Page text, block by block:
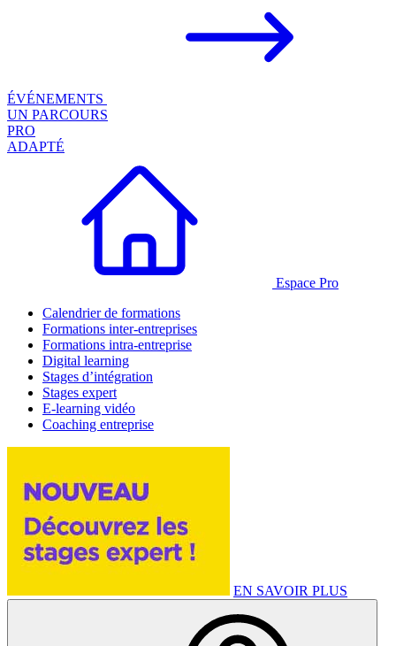
ÉVÉNEMENTS
UN PARCOURS
PRO
ADAPTÉ
Espace Pro
Calendrier de formations
Formations inter-entreprises
Formations intra-entreprise
Digital learning
Stages d’intégration
Stages expert
E-learning vidéo
Coaching entreprise
EN SAVOIR PLUS